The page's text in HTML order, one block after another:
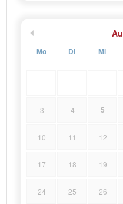
Mo Di Mi
3 4 5
10 11 12
17 18 19
24 25 26